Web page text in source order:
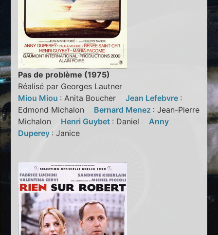
Pas de problème (1975)
Réalisé par Georges Lautner
Miou Miou : Anita BoucherJean Lefebvre :
Edmond Michalon Bernard Menez : Jean-Pierre
Michalon Henri Guybet : DanielAnny
Duperey : Janice